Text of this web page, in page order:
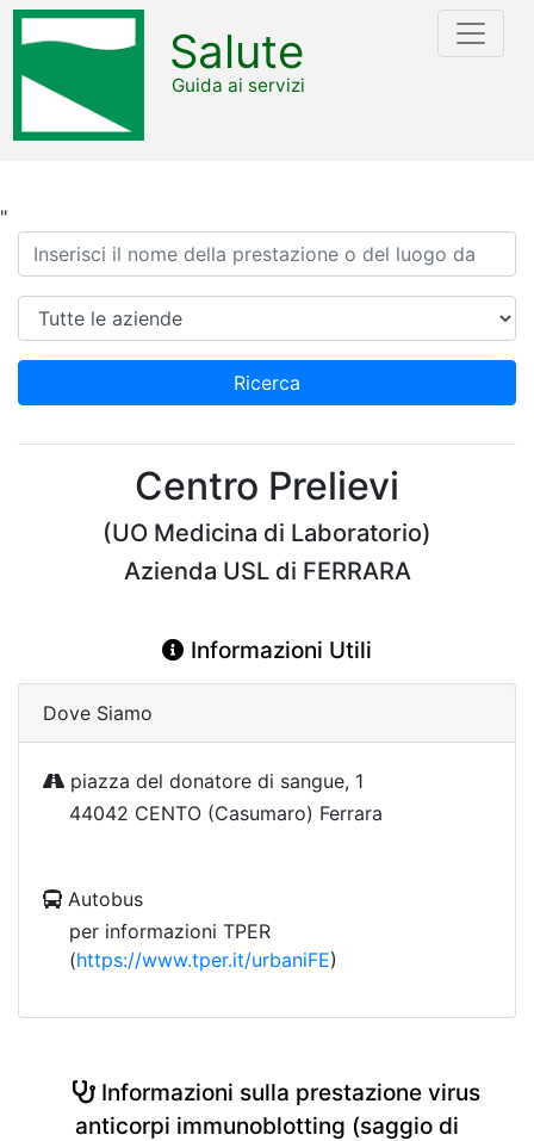
"
Salute
Guida ai servizi
Ricerca
Azienda
Ricerca
Centro Prelievi
(UO Medicina di Laboratorio)
Azienda USL di FERRARA
Informazioni Utili
Dove Siamo
piazza del donatore di sangue, 1
44042 CENTO (Casumaro) Ferrara
Autobus
per informazioni TPER
(https://www.tper.it/urbaniFE)
Informazioni sulla prestazione virus
anticorpi immunoblotting (saggio di